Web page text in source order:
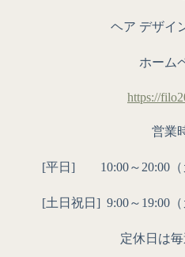
ヘア デザイ
ホーム
https://
営業
[平日] 10:00～20:00（
[土日祝日] 9:00～19:00
定休日は